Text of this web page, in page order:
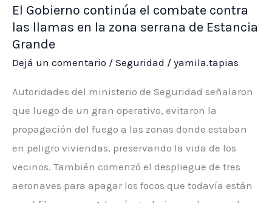
infraestructura
vial
El Gobierno continúa el combate contra
las llamas en la zona serrana de Estancia
Grande
Dejá un comentario / Seguridad / yamila.tapias
Autoridades del ministerio de Seguridad señalaron
que luego de un gran operativo, evitaron la
propagación del fuego a las zonas donde estaban
en peligro viviendas, preservando la vida de los
vecinos. También comenzó el despliegue de tres
aeronaves para apagar los focos que todavía están